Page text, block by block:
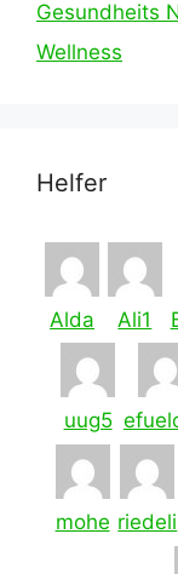
Gesundheits
Wellness
Helfer
Alda Ali1
uug5
mohe riedeli